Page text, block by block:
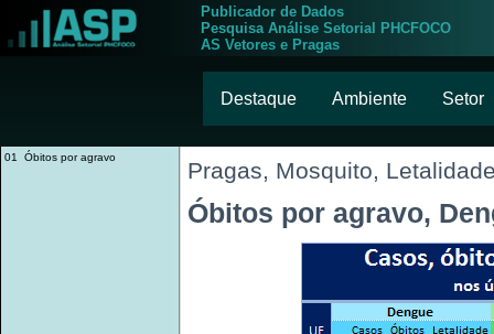
Publicador de Dados
Pesquisa Análise Setorial PHCFOCO
AS Vetores e Pragas
Destaque Ambiente Setor
01 Óbitos por agravo
Pragas, Mosquito,
Óbitos por agravo,